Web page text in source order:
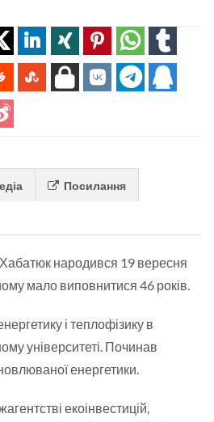
Посилання
народився 19 вересня
мало виповнитися 46 років.
і теплофізику в
університеті. Починав
енергетики.
екоінвестицій,